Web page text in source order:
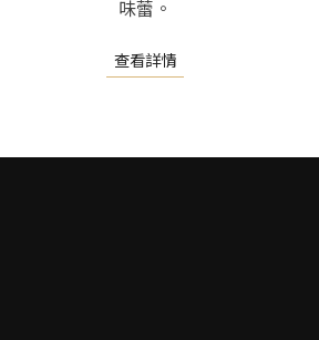
味蕾。
查看詳情